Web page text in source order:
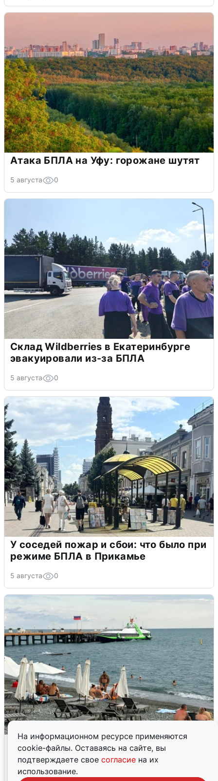
На информационном ресурсе применяются
cookie-файлы. Оставаясь на сайте, вы
подтверждаете свое согласие на их
использование.
Атака БПЛА на Уфу: горожане шутят
5 августа 0
Склад Wildberries в Екатеринбурге
эвакуировали из-за БПЛА
5 августа 0
У соседей пожар и сбои: что было при
режиме БПЛА в Прикамье
5 августа 0
Жители и туристы Сочи рассказали
об атаке БПЛА 5 августа
5 августа 0